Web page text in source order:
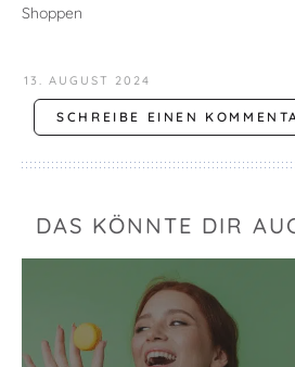
Shoppen
13. AUGUST 2024
SCHREIBE EINEN
DAS KÖNNTE DIR